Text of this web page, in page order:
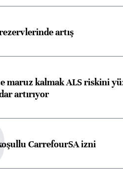
artış
maruz kalmak ALS riskini
artırıyor
CarrefourSA izni